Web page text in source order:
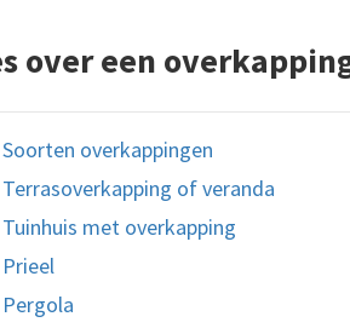
over een
Soorten overkappingen
Terrasoverkapping of veranda
Tuinhuis met overkapping
Prieel
Pergola